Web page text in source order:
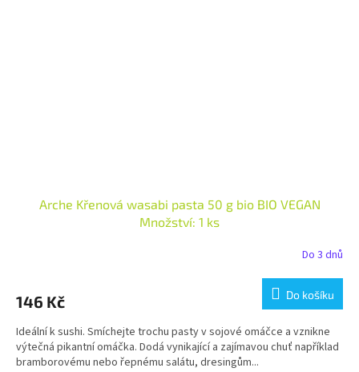
Arche Křenová wasabi pasta 50 g bio BIO VEGAN
Množství: 1 ks
Do 3 dnů
146 Kč Do košíku
Ideální k sushi. Smíchejte trochu pasty v sojové omáčce a vznikne
výtečná pikantní omáčka. Dodá vynikající a zajímavou chuť například
bramborovému nebo řepnému salátu, dresingům...